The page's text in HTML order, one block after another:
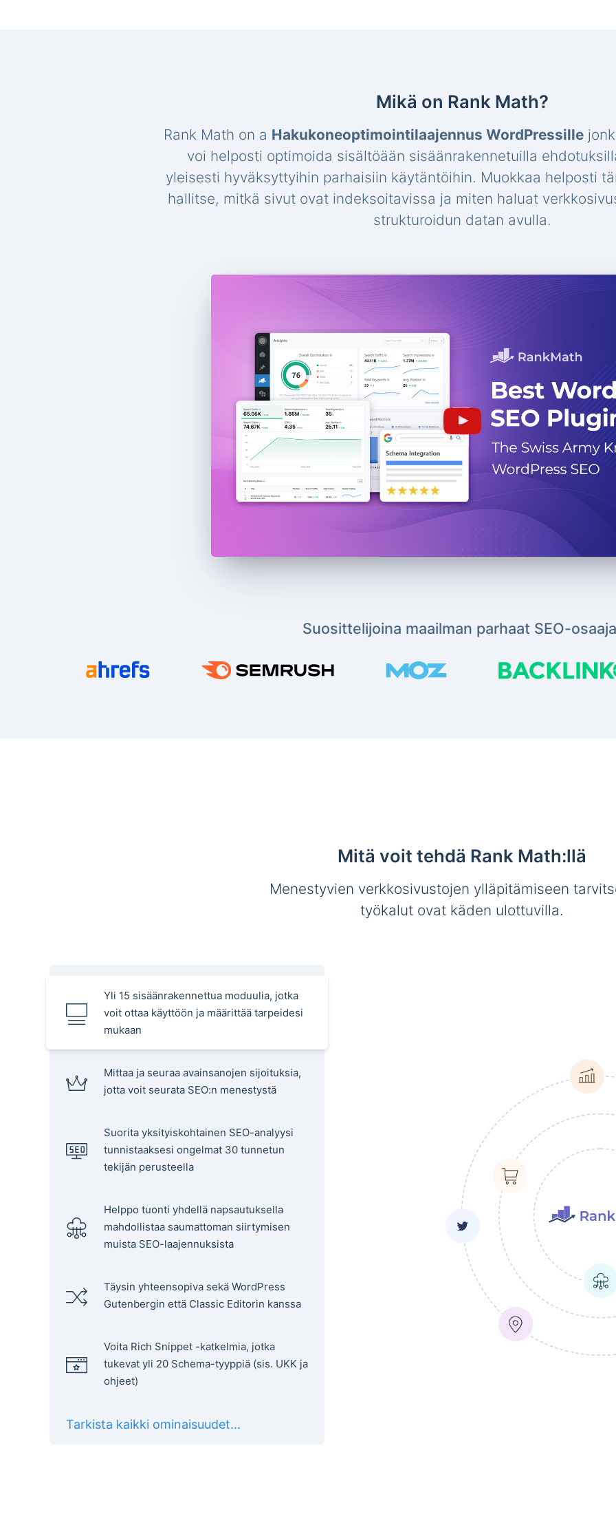
Mikä on Rank Math?
Rank Math on a Hakukoneoptimointilaajennus WordPressille
voi helposti optimoida sisältöään sisäänrakennetuilla
yleisesti hyväksyttyihin parhaisiin käytäntöihin. Muokkaa helposti
hallitse, mitkä sivut ovat indeksoitavissa ja miten haluat
strukturoidun datan avulla.
Suosittelijoina maailman parhaat SEO-
Mitä voit tehdä Rank Math:llä
Menestyvien verkkosivustojen ylläpitämiseen
työkalut ovat käden ulottuvilla.
Yli 15 sisäänrakennettua moduulia, jotka
voit ottaa käyttöön ja määrittää tarpeidesi
mukaan
Mittaa ja seuraa avainsanojen sijoituksia,
jotta voit seurata SEO:n menestystä
Suorita yksityiskohtainen SEO-analyysi
tunnistaaksesi ongelmat 30 tunnetun
tekijän perusteella
Helppo tuonti yhdellä napsautuksella
mahdollistaa saumattoman siirtymisen
muista SEO-laajennuksista
Täysin yhteensopiva sekä WordPress
Gutenbergin että Classic Editorin kanssa
Voita Rich Snippet -katkelmia, jotka
tukevat yli 20 Schema-tyyppiä (sis. UKK ja
ohjeet)
Tarkista kaikki ominaisuudet...